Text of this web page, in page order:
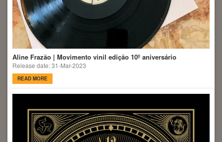
Aline Frazão | Movimento vinil edição 10º aniversário
Release date: 31-Mar-2023
READ MORE